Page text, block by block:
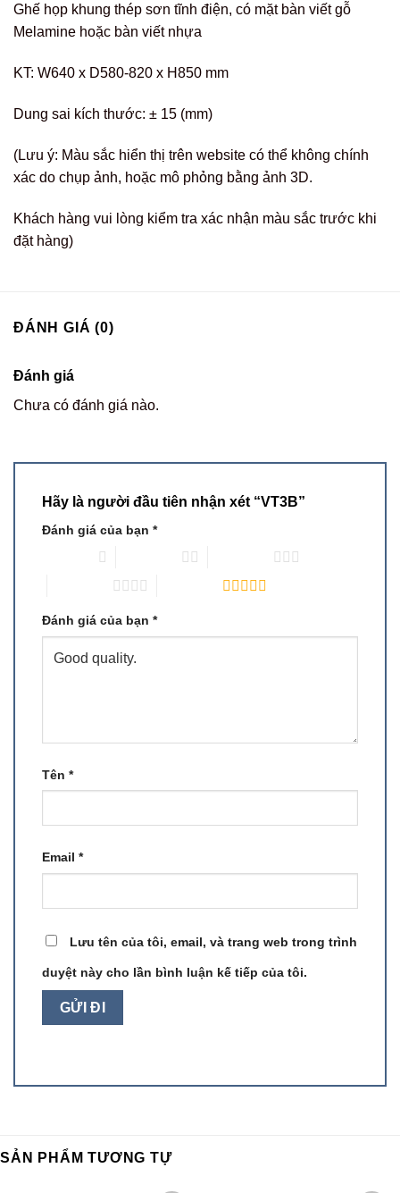
Ghế họp khung thép sơn tĩnh điện, có mặt bàn viết gỗ
Melamine hoặc bàn viết nhựa
KT: W640 x D580-820 x H850 mm
Dung sai kích thước: ± 15 (mm)
(Lưu ý: Màu sắc hiển thị trên website có thể không chính
xác do chụp ảnh, hoặc mô phỏng bằng ảnh 3D.
Khách hàng vui lòng kiểm tra xác nhận màu sắc trước khi
đặt hàng)
ĐÁNH GIÁ (0)
Đánh giá
Chưa có đánh giá nào.
Hãy là người đầu tiên nhận xét “VT3B”
Đánh giá của bạn *
Đánh giá của bạn *
Tên *
Email *
Lưu tên của tôi, email, và trang web trong trình
duyệt này cho lần bình luận kế tiếp của tôi.
SẢN PHẨM TƯƠNG TỰ